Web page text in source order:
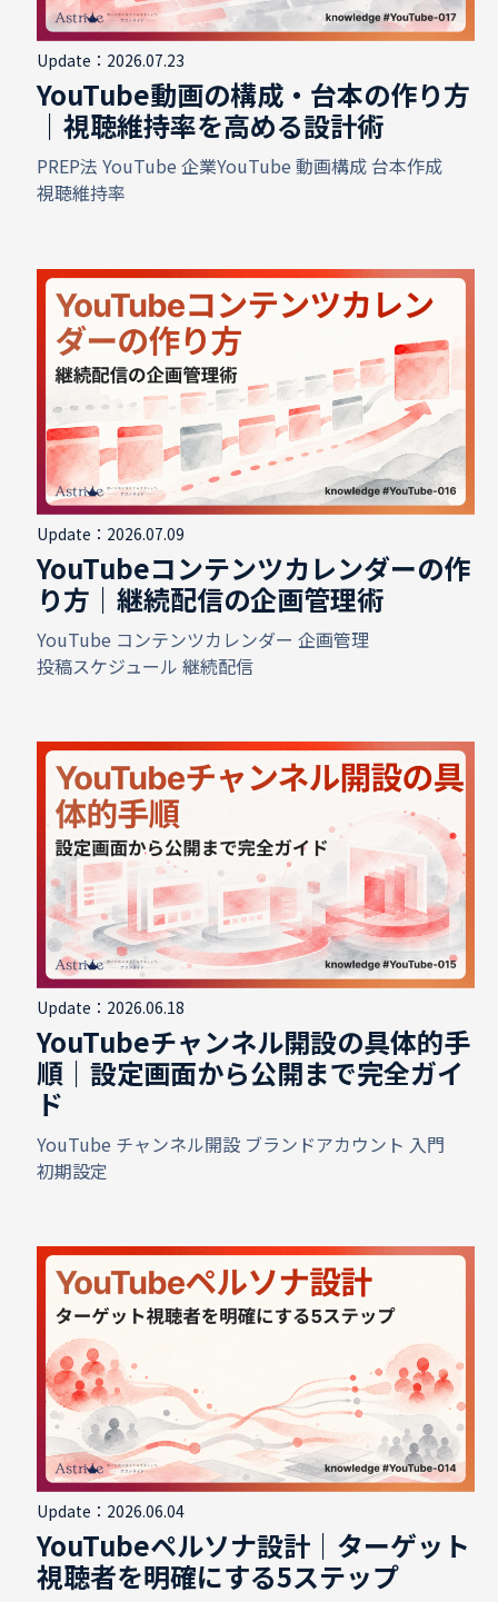
Update：2026.07.23
YouTube動画の構成・台本の作り方
｜視聴維持率を高める設計術
PREP法 YouTube 企業YouTube 動画構成 台本作成
視聴維持率
Update：2026.07.09
YouTubeコンテンツカレンダーの作
り方｜継続配信の企画管理術
YouTube コンテンツカレンダー 企画管理
投稿スケジュール 継続配信
Update：2026.06.18
YouTubeチャンネル開設の具体的手
順｜設定画面から公開まで完全ガイ
ド
YouTube チャンネル開設 ブランドアカウント 入門
初期設定
Update：2026.06.04
YouTubeペルソナ設計｜ターゲット
視聴者を明確にする5ステップ